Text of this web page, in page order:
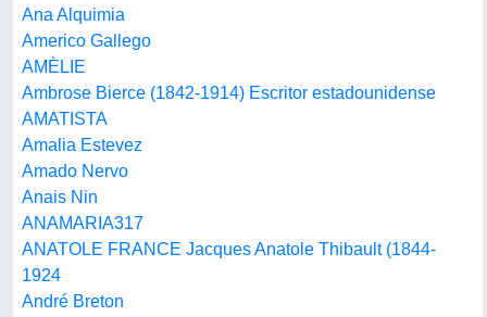
Ana Alquimia
Americo Gallego
AMÈLIE
Ambrose Bierce (1842-1914) Escritor estadounidense
AMATISTA
Amalia Estevez
Amado Nervo
Anais Nin
ANAMARIA317
ANATOLE FRANCE Jacques Anatole Thibault (1844-
1924
André Breton